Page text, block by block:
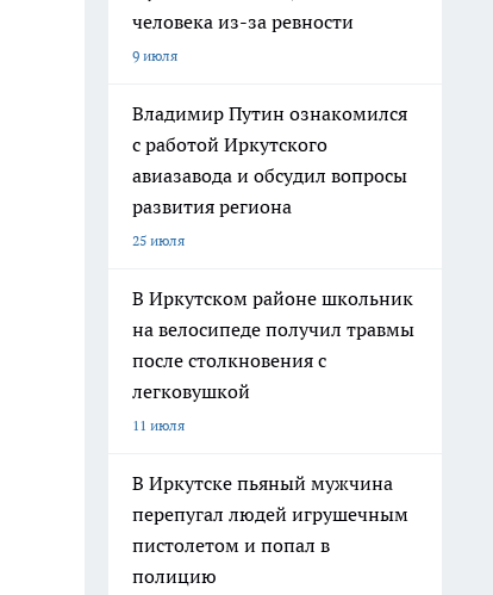
человека из-за ревности
9 июля
Владимир Путин ознакомился
с работой Иркутского
авиазавода и обсудил вопросы
развития региона
25 июля
В Иркутском районе школьник
на велосипеде получил травмы
после столкновения с
легковушкой
11 июля
В Иркутске пьяный мужчина
перепугал людей игрушечным
пистолетом и попал в
полицию